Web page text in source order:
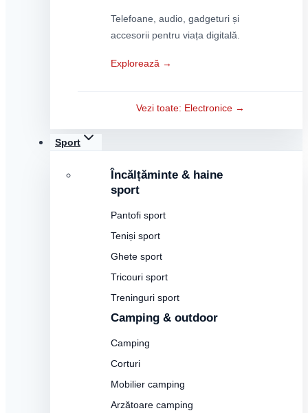
Telefoane, audio, gadgeturi și
accesorii pentru viața digitală.
Explorează →
Vezi toate: Electronice →
Sport
Încălțăminte & haine
sport
Pantofi sport
Teniși sport
Ghete sport
Tricouri sport
Treninguri sport
Camping & outdoor
Camping
Corturi
Mobilier camping
Arzătoare camping